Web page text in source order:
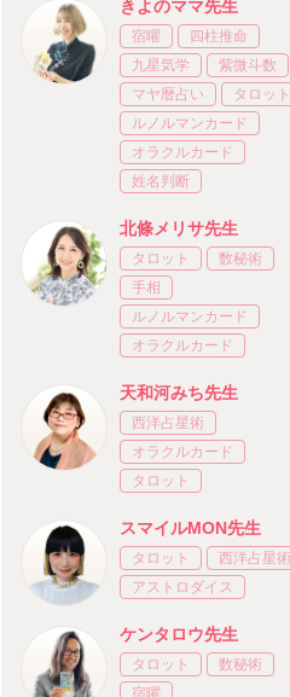
きよのママ先生
宿曜
四柱推命
九星気学
紫微斗数
マヤ暦占い
タロット
ルノルマンカード
オラクルカード
姓名判断
北條メリサ先生
タロット
数秘術
手相
ルノルマンカード
オラクルカード
天和河みち先生
西洋占星術
オラクルカード
タロット
スマイルMON先生
タロット
西洋占星術
アストロダイス
ケンタロウ先生
タロット
数秘術